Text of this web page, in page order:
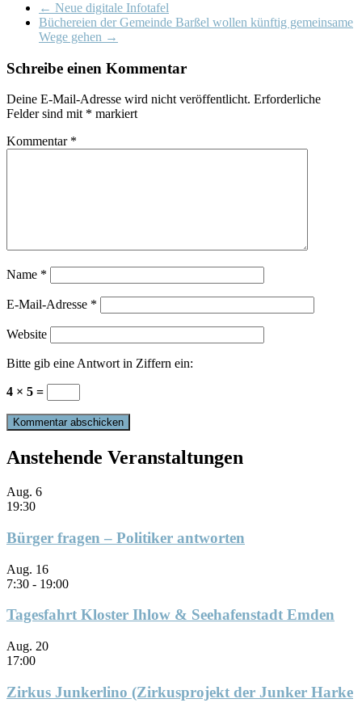
← Neue digitale Infotafel
Büchereien der Gemeinde Barßel wollen künftig gemeinsame
Wege gehen →
Schreibe einen Kommentar
Deine E-Mail-Adresse wird nicht veröffentlicht. Erforderliche
Felder sind mit * markiert
Kommentar *
Name *
E-Mail-Adresse *
Website
Bitte gib eine Antwort in Ziffern ein:
4 × 5 =
Anstehende Veranstaltungen
Aug. 6
19:30
Bürger fragen – Politiker antworten
Aug. 16
7:30 - 19:00
Tagesfahrt Kloster Ihlow & Seehafenstadt Emden
Aug. 20
17:00
Zirkus Junkerlino (Zirkusprojekt der Junker Harke